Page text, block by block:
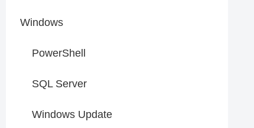
Windows
PowerShell
SQL Server
Windows Update